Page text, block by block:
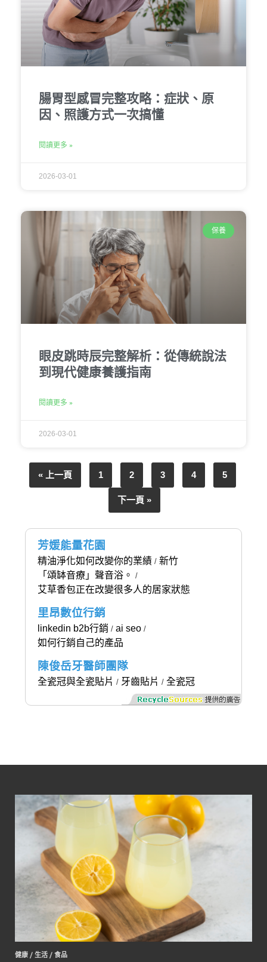
腸胃型感冒完整攻略：症狀、原
因、照護方式一次搞懂
閱讀更多 »
2026-03-01
保養
眼皮跳時辰完整解析：從傳統說法
到現代健康養護指南
閱讀更多 »
2026-03-01
« 上一頁 1 2 3 4 5
下一頁 »
芳媛能量花園
精油淨化如何改變你的業績/ 新竹
「頌缽音療」聲音浴。 /
艾草香包正在改變很多人的居家狀態
里昂數位行銷
linkedin b2b行銷 / ai seo/
如何行銷自己的產品
陳俊岳牙醫師團隊
全瓷冠與全瓷貼片 / 牙齒貼片 / 全瓷冠
健康 / 生活 / 食品